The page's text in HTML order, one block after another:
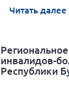
Читать далее
инвалидов-
Республики